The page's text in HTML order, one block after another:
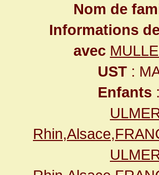
Nom de
Informations
avec
UST :
Enfants :